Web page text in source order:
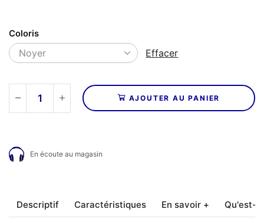
Coloris
Effacer
quantité
de
Enceintes
(EXPO)
AJOUTER AU PANIER
En écoute au magasin
Descriptif Caractéristiques En savoir + Qu'est-